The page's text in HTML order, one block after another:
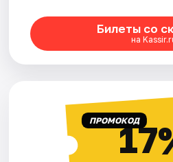
Билеты со
на
ПРОМОКОД